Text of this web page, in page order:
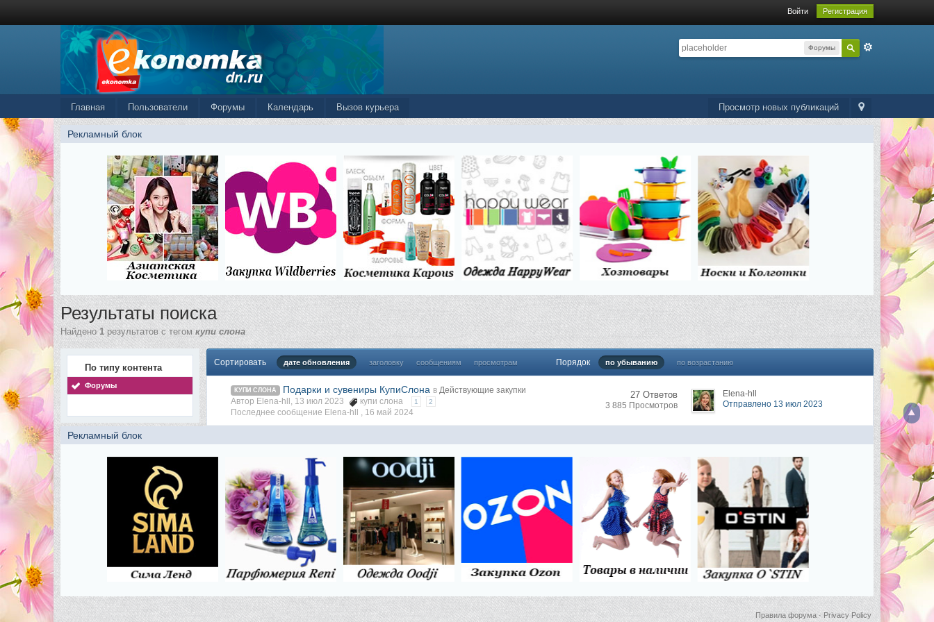
Войти Регистрация
Форумы
Главная Вызов курьера Просмотр новых публикаций
Пользователи Форумы Календарь
Рекламный блок
Результаты поиска
Найдено1 результатов с тегомкупи слона
По типу контента
Форумы
Сортировать дате обновления заголовку сообщениям просмотрам Порядок по убыванию по возрастанию
КУПИ СЛОНА Подарки и сувениры КупиСлона в Действующие закупки
Автор Elena-hll, 13 июл 2023
купи слона 1 2
Последнее сообщение Elena-hll , 16 май 2024
27 Ответов
3 885 Просмотров
Elena-hll
Отправлено 13 июл 2023
Рекламный блок
Privacy Policy
Правила форума·